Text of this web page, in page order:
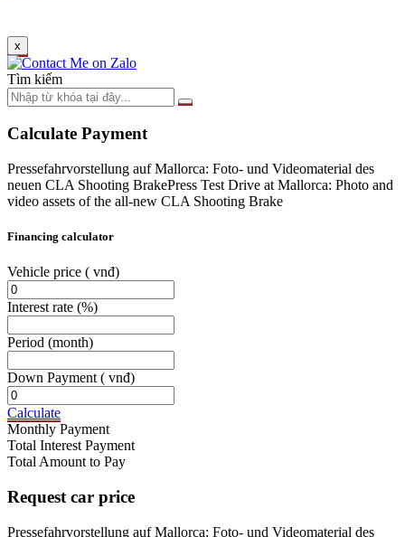
x
Tìm kiếm
Calculate Payment
Pressefahrvorstellung auf Mallorca: Foto- und Videomaterial des
neuen CLA Shooting BrakePress Test Drive at Mallorca: Photo and
video assets of the all-new CLA Shooting Brake
Financing calculator
Vehicle price ( vnđ)
Interest rate (%)
Period (month)
Down Payment ( vnđ)
Calculate
Monthly Payment
Total Interest Payment
Total Amount to Pay
Request car price
Pressefahrvorstellung auf Mallorca: Foto- und Videomaterial des